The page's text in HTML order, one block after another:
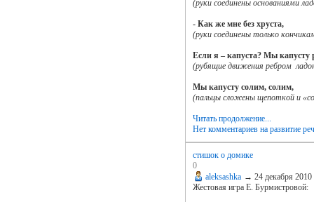
(руки соединены основаниями
- Как же мне без хруста,
(руки соединены только
Если я – капуста? Мы капусту
(рубящие движения ребром
Мы капусту солим, солим,
(пальцы сложены щепоткой и
Читать продолжение...
Нет комментариев на развитие
стишок о домике
0
aleksashka → 24 декабря 2010
Жестовая игра Е. Бурмистровой: